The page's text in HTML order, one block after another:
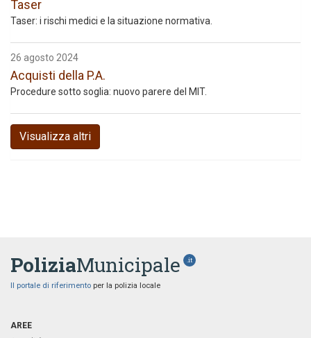
Taser
Taser: i rischi medici e la situazione normativa.
26 agosto 2024
Acquisti della P.A.
Procedure sotto soglia: nuovo parere del MIT.
Visualizza altri
PoliziaMunicipale .it
Il portale di riferimento per la polizia locale
AREE